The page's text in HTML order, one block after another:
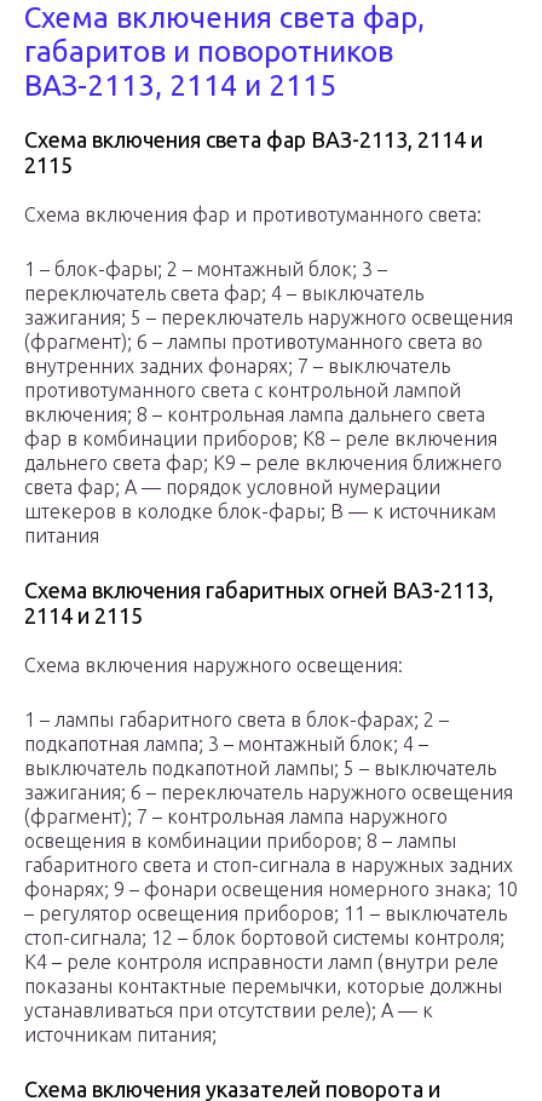
Схема включения света фар,
габаритов и поворотников
ВАЗ-2113, 2114 и 2115
Схема включения света фар ВАЗ-2113, 2114 и
2115
Схема включения фар и противотуманного света:
1 – блок-фары; 2 – монтажный блок; 3 –
переключатель света фар; 4 – выключатель
зажигания; 5 – переключатель наружного освещения
(фрагмент); 6 – лампы противотуманного света во
внутренних задних фонарях; 7 – выключатель
противотуманного света с контрольной лампой
включения; 8 – контрольная лампа дальнего света
фар в комбинации приборов; К8 – реле включения
дальнего света фар; К9 – реле включения ближнего
света фар; А — порядок условной нумерации
штекеров в колодке блок-фары; В — к источникам
питания
Схема включения габаритных огней ВАЗ-2113,
2114 и 2115
Схема включения наружного освещения:
1 – лампы габаритного света в блок-фарах; 2 –
подкапотная лампа; 3 – монтажный блок; 4 –
выключатель подкапотной лампы; 5 – выключатель
зажигания; 6 – переключатель наружного освещения
(фрагмент); 7 – контрольная лампа наружного
освещения в комбинации приборов; 8 – лампы
габаритного света и стоп-сигнала в наружных задних
фонарях; 9 – фонари освещения номерного знака; 10
– регулятор освещения приборов; 11 – выключатель
стоп-сигнала; 12 – блок бортовой системы контроля;
К4 – реле контроля исправности ламп (внутри реле
показаны контактные перемычки, которые должны
устанавливаться при отсутствии реле); А — к
источникам питания;
Схема включения указателей поворота и